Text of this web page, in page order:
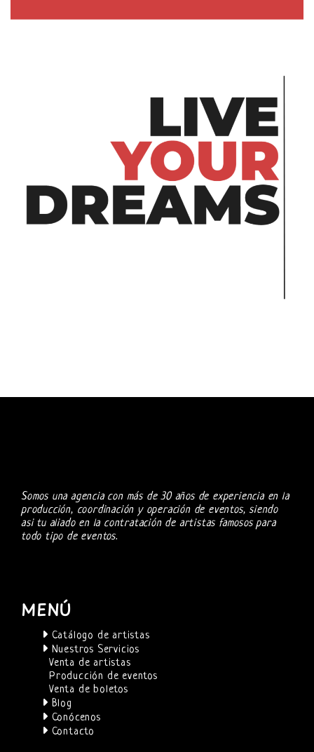
Somos una agencia con más de 30 años de experiencia en la
producción, coordinación y operación de eventos, siendo
asi tu aliado en la contratación de artistas famosos para
todo tipo de eventos.
MENÚ
Catálogo de artistas
Nuestros Servicios
Venta de artistas
Producción de eventos
Venta de boletos
Blog
Conócenos
Contacto